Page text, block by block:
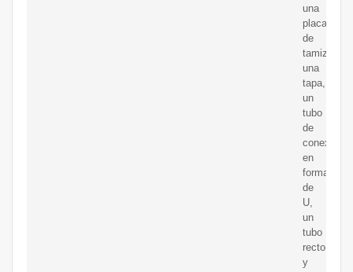
una
placa
de
tamiz,
una
tapa,
un
tubo
de
conexión
en
forma
de
U,
un
tubo
recto
y